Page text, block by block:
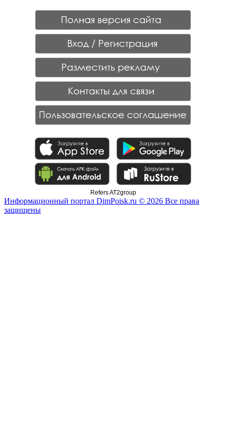
Refers AT2group
Информационный портал DimPoisk.ru © 2026 Все права
защищены